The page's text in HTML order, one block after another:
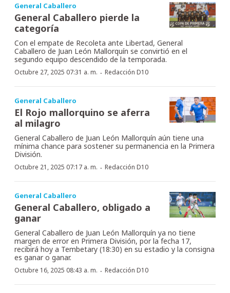
General Caballero
General Caballero pierde la
categoría
Con el empate de Recoleta ante Libertad, General
Caballero de Juan León Mallorquín se convirtió en el
segundo equipo descendido de la temporada.
Octubre 27, 2025 07:31 a. m. · Redacción D10
General Caballero
El Rojo mallorquino se aferra
al milagro
General Caballero de Juan León Mallorquín aún tiene una
mínima chance para sostener su permanencia en la Primera
División.
Octubre 21, 2025 07:17 a. m. · Redacción D10
General Caballero
General Caballero, obligado a
ganar
General Caballero de Juan León Mallorquín ya no tiene
margen de error en Primera División, por la fecha 17,
recibirá hoy a Tembetary (18:30) en su estadio y la consigna
es ganar o ganar.
Octubre 16, 2025 08:43 a. m. · Redacción D10